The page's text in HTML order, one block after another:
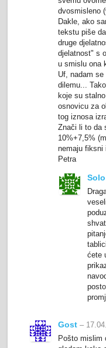
dvosmisleno
Dakle, ako
tekstu piše
druge
djelatnost" s
u smislu ona
Uf, nadam
dilemu...
koje su
osnovicu za
tog iznosa
Znači li to da
10%+7,5%
nemaju fiksni
Petra
Solo
ćete
Gost –
Pošto mislim